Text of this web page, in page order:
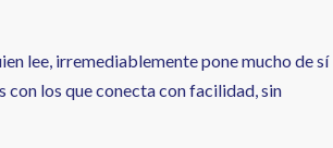
lee, irremediablemente pone mucho de sí
con los que conecta con facilidad, sin